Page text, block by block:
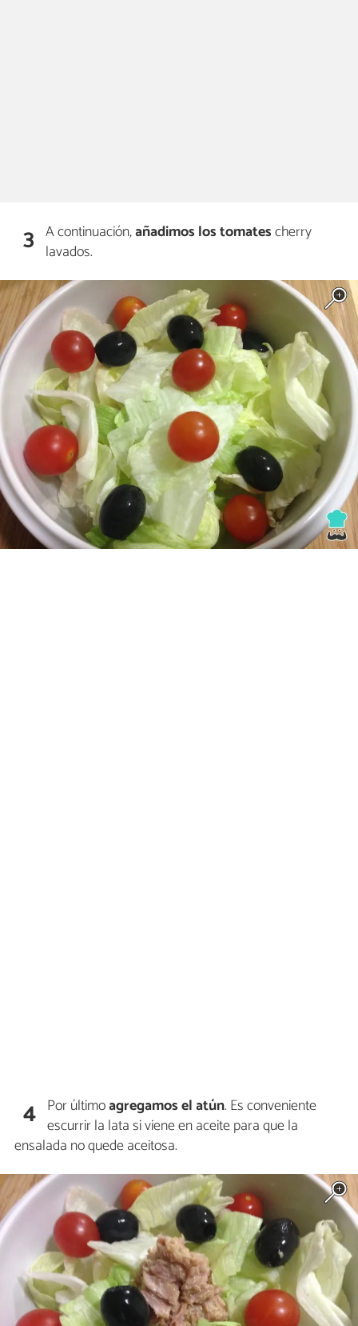
3 A continuación,añadimos los tomatescherry
lavados.
4 Por últimoagregamos el atún. Es conveniente
escurrir la lata si viene en aceite para que la
ensalada no quede aceitosa.